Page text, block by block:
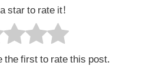
star to rate it!
the first to rate this post.